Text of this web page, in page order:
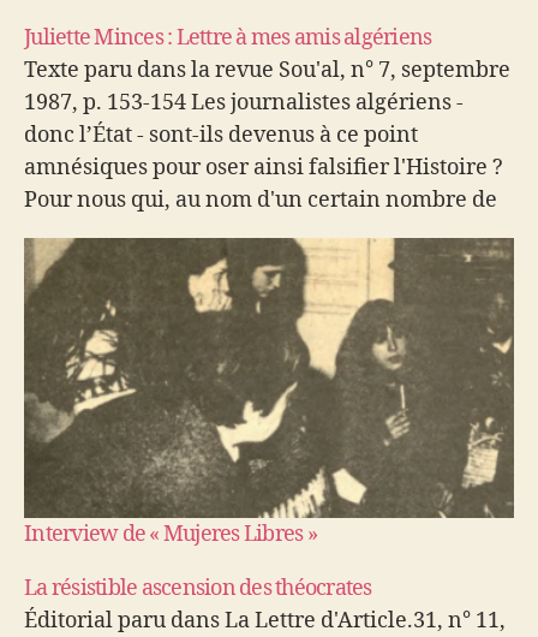
Juliette Minces : Lettre à mes amis algériens
Texte paru dans la revue Sou'al, n° 7, septembre
1987, p. 153-154 Les journalistes algériens -
donc l’État - sont-ils devenus à ce point
amnésiques pour oser ainsi falsifier l'Histoire ?
Pour nous qui, au nom d'un certain nombre de
valeurs que nous croyions communes, avions
soutenus les Algériens durant…
Interview de « Mujeres Libres »
La résistible ascension des théocrates
Éditorial paru dans La Lettre d'Article.31, n° 11,